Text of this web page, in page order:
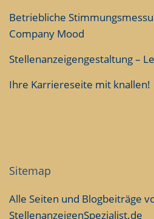
Betriebliche
Company Mood
Stellenanzeigengestaltung –
Ihre Karriereseite mit knallen!
Sitemap
Alle Seiten und Blogbeiträge
StellenanzeigenSpezialist.de